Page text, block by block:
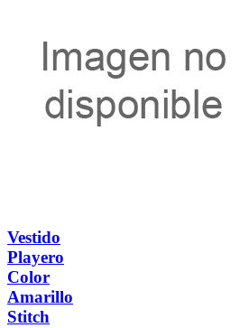
Vestido
Playero
Color
Amarillo
Stitch